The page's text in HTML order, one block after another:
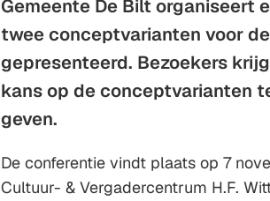
de
enter-
toets
waarde
te
Gemeente De Bilt organiseert
twee conceptvarianten voor
gepresenteerd. Bezoekers
kans op de conceptvarianten
geven.
De conferentie vindt plaats op 7
Cultuur- & Vergadercentrum H.F.